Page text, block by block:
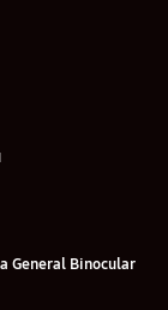
General Binocular